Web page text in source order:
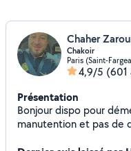
Chaher
Chakoir
Paris (Saint-
4,9/5 (601
Présentation
Bonjour dispo pour
manutention et pas de